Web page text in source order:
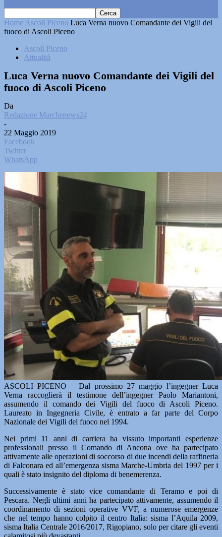
Home Ascoli Piceno Luca Verna nuovo Comandante dei Vigili del
fuoco di Ascoli Piceno
Ascoli Piceno
Attualità
Luca Verna nuovo Comandante dei Vigili del
fuoco di Ascoli Piceno
Da
Redazione Marchenews24
-
22 Maggio 2019
Facebook
Twitter
WhatsApp
ASCOLI PICENO – Dal prossimo 27 maggio l’ingegner Luca
Verna raccoglierà il testimone dell’ingegner Paolo Mariantoni,
assumendo il comando dei Vigili del fuoco di Ascoli Piceno.
Laureato in Ingegneria Civile, è entrato a far parte del Corpo
Nazionale dei Vigili del fuoco nel 1994.
Nei primi 11 anni di carriera ha vissuto importanti esperienze
professionali presso il Comando di Ancona ove ha partecipato
attivamente alle operazioni di soccorso di due incendi della raffineria
di Falconara ed all’emergenza sisma Marche-Umbria del 1997 per i
quali è stato insignito del diploma di benemerenza.
Successivamente è stato vice comandante di Teramo e poi di
Pescara. Negli ultimi anni ha partecipato attivamente, assumendo il
coordinamento di sezioni operative VVF, a numerose emergenze
che nel tempo hanno colpito il centro Italia: sisma l’Aquila 2009,
sisma Italia Centrale 2016/2017, Rigopiano, solo per citare gli eventi